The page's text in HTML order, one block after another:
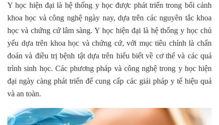
Y học hiện đại là hệ thống y học được phát triển trong bối cảnh
khoa học và công nghệ ngày nay, dựa trên các nguyên tắc khoa
học và chứng cứ lâm sàng. Y học hiện đại là hệ thống y học chủ
yếu dựa trên khoa học và chứng cứ, với mục tiêu chính là chẩn
đoán và điều trị bệnh tật dựa trên hiểu biết về cơ thể và các quá
trình sinh học. Các phương pháp và công nghệ trong y học hiện
đại ngày càng phát triển để cung cấp các giải pháp y tế hiệu quả
và an toàn.